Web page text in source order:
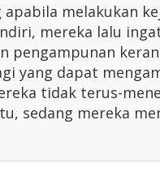
apabila melakukan
mereka lalu
pengampunan
yang dapat
tidak terus-
sedang mereka